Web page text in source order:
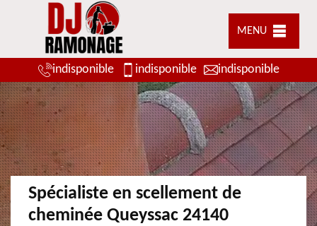
MENU
indisponible indisponible indisponible
Spécialiste en scellement de
cheminée Queyssac 24140